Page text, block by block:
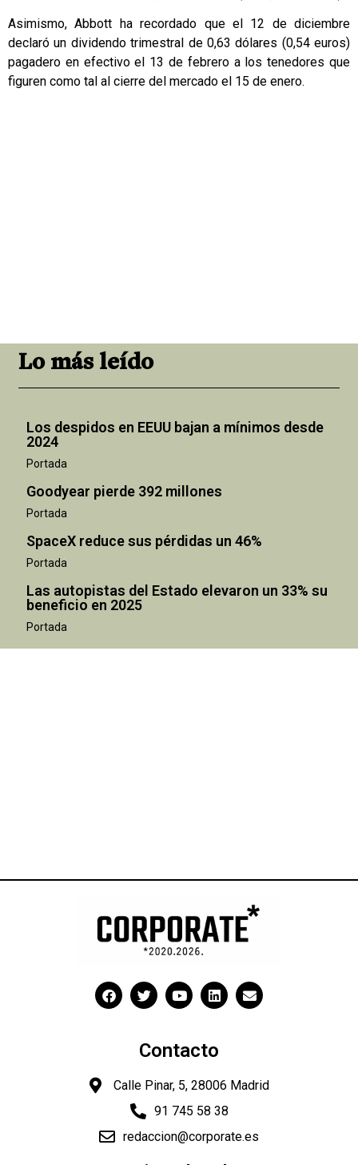
Asimismo, Abbott ha recordado que el 12 de diciembre
declaró un dividendo trimestral de 0,63 dólares (0,54 euros)
pagadero en efectivo el 13 de febrero a los tenedores que
figuren como tal al cierre del mercado el 15 de enero.
Lo más leído
Los despidos en EEUU bajan a mínimos desde
2024
Portada
Goodyear pierde 392 millones
Portada
SpaceX reduce sus pérdidas un 46%
Portada
Las autopistas del Estado elevaron un 33% su
beneficio en 2025
Portada
Contacto
Calle Pinar, 5, 28006 Madrid
91 745 58 38
redaccion@corporate.es